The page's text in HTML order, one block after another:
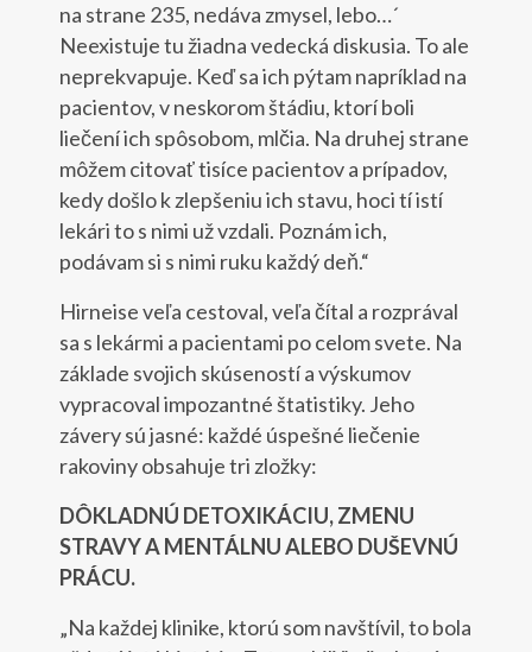
na strane 235, nedáva zmysel, lebo…´
Neexistuje tu žiadna vedecká diskusia. To ale
neprekvapuje. Keď sa ich pýtam napríklad na
pacientov, v neskorom štádiu, ktorí boli
liečení ich spôsobom, mlčia. Na druhej strane
môžem citovať tisíce pacientov a prípadov,
kedy došlo k zlepšeniu ich stavu, hoci tí istí
lekári to s nimi už vzdali. Poznám ich,
podávam si s nimi ruku každý deň.“
Hirneise veľa cestoval, veľa čítal a rozprával
sa s lekármi a pacientami po celom svete. Na
základe svojich skúseností a výskumov
vypracoval impozantné štatistiky. Jeho
závery sú jasné: každé úspešné liečenie
rakoviny obsahuje tri zložky:
DÔKLADNÚ DETOXIKÁCIU, ZMENU
STRAVY A MENTÁLNU ALEBO DUŠEVNÚ
PRÁCU.
„Na každej klinike, ktorú som navštívil, to bola